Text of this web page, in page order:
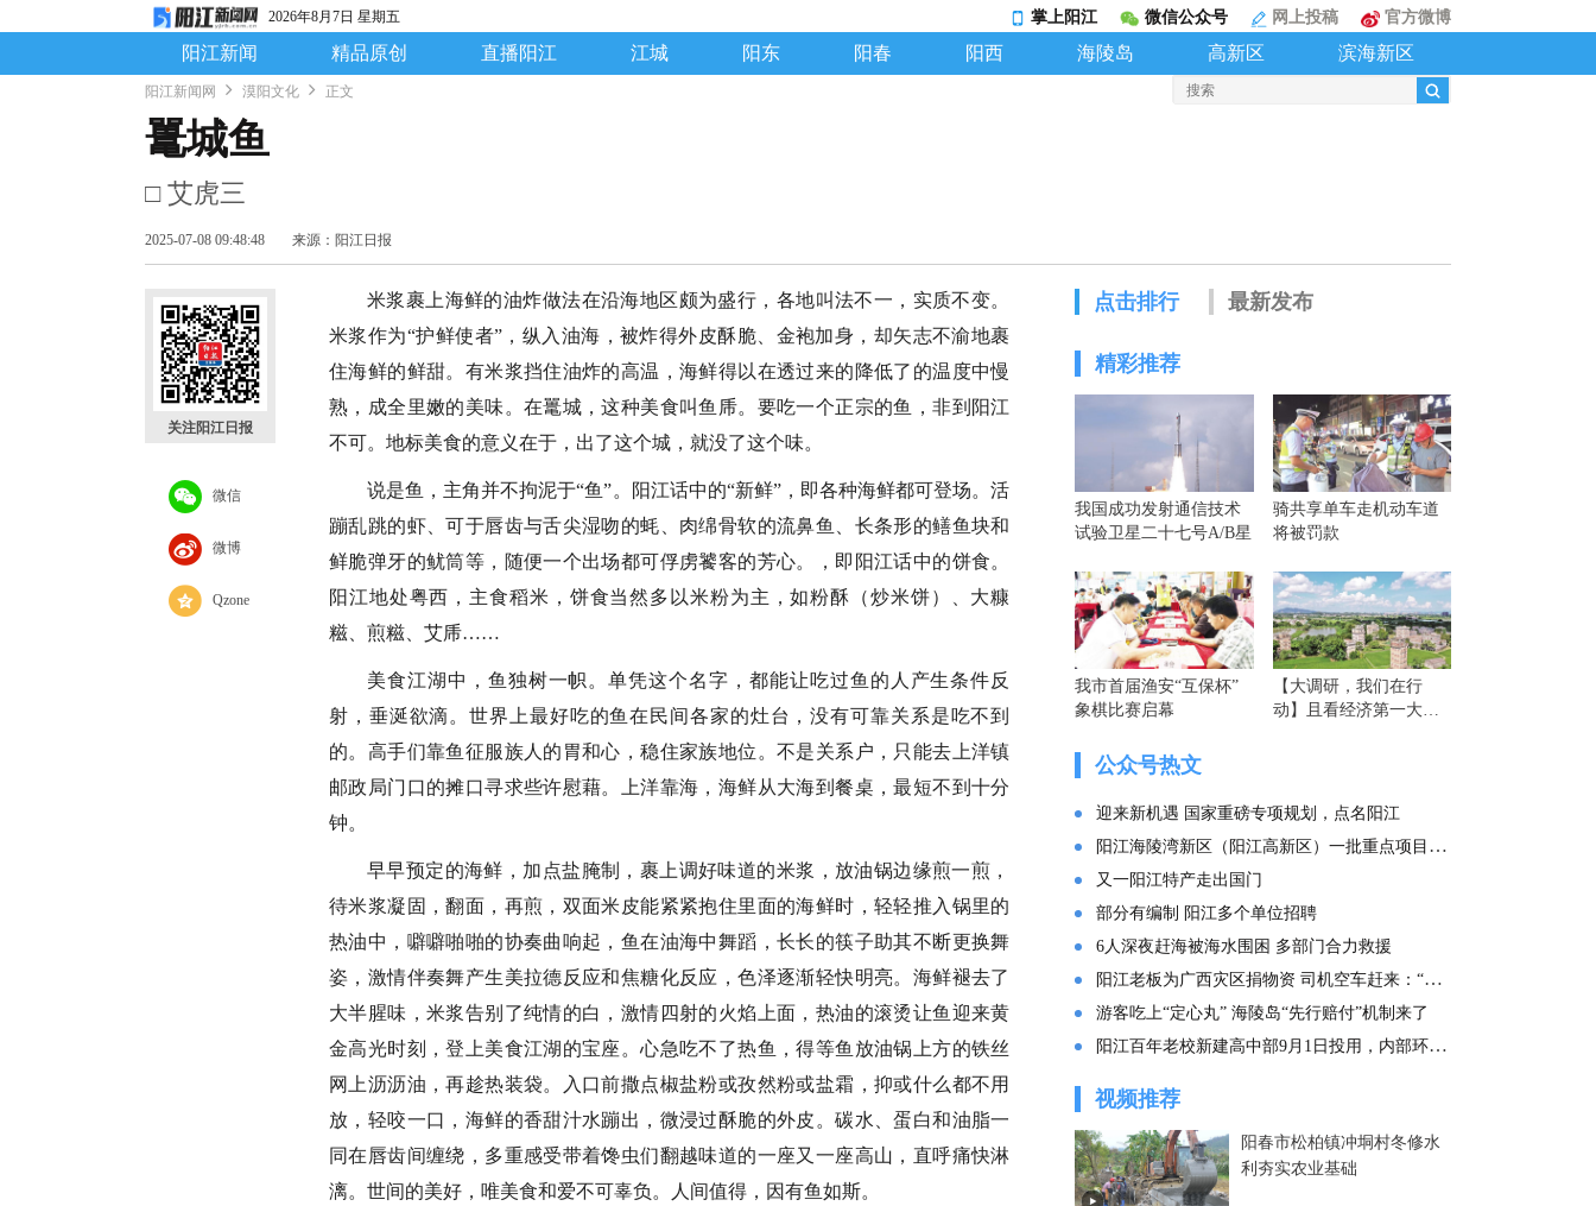
2026年8月7日 星期五 掌上阳江 微信公众号 网上投稿 官方微博
阳江新闻 精品原创 直播阳江 江城 阳东 阳春 阳西 海陵岛 高新区 滨海新区
阳江新闻网 漠阳文化 正文
鼍城鱼
□ 艾虎三
2025-07-08 09:48:48 来源：阳江日报
关注阳江日报
微信
微博
Qzone
米浆裹上海鲜的油炸做法在沿海地区颇为盛行，各地叫法不一，实质不变。
米浆作为“护鲜使者”，纵入油海，被炸得外皮酥脆、金袍加身，却矢志不渝地裹
住海鲜的鲜甜。有米浆挡住油炸的高温，海鲜得以在透过来的降低了的温度中慢
熟，成全里嫩的美味。在鼍城，这种美食叫鱼乕。要吃一个正宗的鱼，非到阳江
不可。地标美食的意义在于，出了这个城，就没了这个味。
说是鱼，主角并不拘泥于“鱼”。阳江话中的“新鲜”，即各种海鲜都可登场。活
蹦乱跳的虾、可于唇齿与舌尖湿吻的蚝、肉绵骨软的流鼻鱼、长条形的鳝鱼块和
鲜脆弹牙的鱿筒等，随便一个出场都可俘虏饕客的芳心。，即阳江话中的饼食。
阳江地处粤西，主食稻米，饼食当然多以米粉为主，如粉酥（炒米饼）、大糠
糍、煎糍、艾乕……
美食江湖中，鱼独树一帜。单凭这个名字，都能让吃过鱼的人产生条件反
射，垂涎欲滴。世界上最好吃的鱼在民间各家的灶台，没有可靠关系是吃不到
的。高手们靠鱼征服族人的胃和心，稳住家族地位。不是关系户，只能去上洋镇
邮政局门口的摊口寻求些许慰藉。上洋靠海，海鲜从大海到餐桌，最短不到十分
钟。
早早预定的海鲜，加点盐腌制，裹上调好味道的米浆，放油锅边缘煎一煎，
待米浆凝固，翻面，再煎，双面米皮能紧紧抱住里面的海鲜时，轻轻推入锅里的
热油中，噼噼啪啪的协奏曲响起，鱼在油海中舞蹈，长长的筷子助其不断更换舞
姿，激情伴奏舞产生美拉德反应和焦糖化反应，色泽逐渐轻快明亮。海鲜褪去了
大半腥味，米浆告别了纯情的白，激情四射的火焰上面，热油的滚烫让鱼迎来黄
金高光时刻，登上美食江湖的宝座。心急吃不了热鱼，得等鱼放油锅上方的铁丝
网上沥沥油，再趁热装袋。入口前撒点椒盐粉或孜然粉或盐霜，抑或什么都不用
放，轻咬一口，海鲜的香甜汁水蹦出，微浸过酥脆的外皮。碳水、蛋白和油脂一
同在唇齿间缠绕，多重感受带着馋虫们翻越味道的一座又一座高山，直呼痛快淋
漓。世间的美好，唯美食和爱不可辜负。人间值得，因有鱼如斯。
点击排行 最新发布
精彩推荐
我国成功发射通信技术
试验卫星二十七号A/B星
骑共享单车走机动车道
将被罚款
我市首届渔安“互保杯”
象棋比赛启幕
【大调研，我们在行
动】且看经济第一大省
公众号热文
迎来新机遇 国家重磅专项规划，点名阳江
阳江海陵湾新区（阳江高新区）一批重点项目集中投产
又一阳江特产走出国门
部分有编制 阳江多个单位招聘
6人深夜赶海被海水围困 多部门合力救援
阳江老板为广西灾区捐物资 司机空车赶来：“免费拉！”
游客吃上“定心丸” 海陵岛“先行赔付”机制来了
阳江百年老校新建高中部9月1日投用，内部环境曝光
视频推荐
阳春市松柏镇冲垌村冬修水
利夯实农业基础